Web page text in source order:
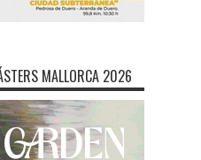
MALLORCA 2026